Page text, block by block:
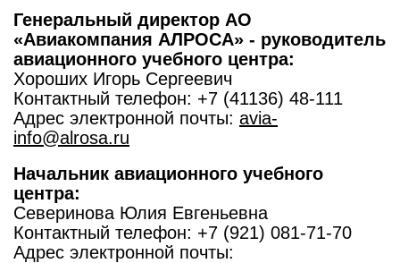
Генеральный директор АО
«Авиакомпания АЛРОСА» - руководитель
авиационного учебного центра:
Хороших Игорь Сергеевич
Контактный телефон: +7 (41136) 48-111
Адрес электронной почты: avia-
info@alrosa.ru
Начальник авиационного учебного
центра:
Северинова Юлия Евгеньевна
Контактный телефон: +7 (921) 081-71-70
Адрес электронной почты: